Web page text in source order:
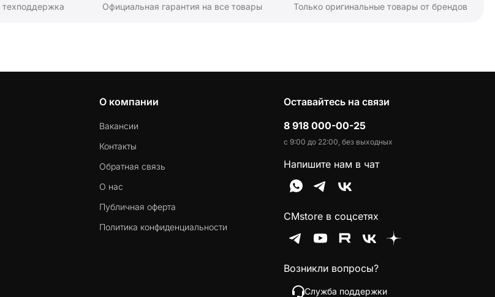
техподдержка Официальная гарантия на все товары Только оригинальные товары от брендов
О компании
Вакансии
Контакты
Обратная связь
О нас
Публичная оферта
Политика конфиденциальности
Оставайтесь на связи
8 918 000-00-25
с 9:00 до 22:00, без выходных
Напишите нам в чат
CMstore в соцсетях
Возникли вопросы?
Служба поддержки